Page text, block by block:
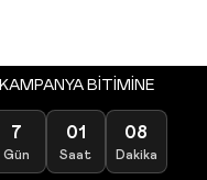
KAMPANYA BİTİMİNE
7
Gün
01
Saat
08
Dakika